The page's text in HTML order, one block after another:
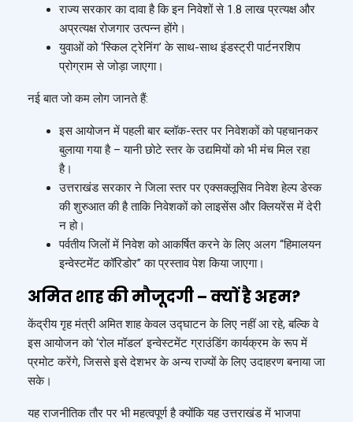
राज्य सरकार का दावा है कि इन निवेशों से 1.8 लाख प्रत्यक्ष और
अप्रत्यक्ष रोजगार उत्पन्न होंगे।
युवाओं को ‘स्किल ट्रेनिंग’ के साथ-साथ इंडस्ट्री पार्टनरशिप
प्रोग्राम से जोड़ा जाएगा।
नई बात जो कम लोग जानते हैं:
इस आयोजन में पहली बार ब्लॉक-स्तर पर निवेशकों को पहचानकर
बुलाया गया है – यानी छोटे स्तर के उद्यमियों को भी मंच मिल रहा
है।
उत्तराखंड सरकार ने जिला स्तर पर एक्सक्लूसिव निवेश हेल्प डेस्क
की शुरुआत की है ताकि निवेशकों को लाइसेंस और क्लियरेंस में देरी
न हो।
पर्वतीय जिलों में निवेश को आकर्षित करने के लिए अलग “हिमालयन
इन्वेस्टमेंट कॉरिडोर” का प्रस्ताव पेश किया जाएगा।
अमित शाह की मौजूदगी – क्यों है अहम?
केंद्रीय गृह मंत्री अमित शाह केवल उद्घाटन के लिए नहीं आ रहे, बल्कि वे
इस आयोजन को ‘रोल मॉडल’ इन्वेस्टमेंट ग्राउंडिंग कार्यक्रम के रूप में
प्रमोट करेंगे, जिससे इसे देशभर के अन्य राज्यों के लिए उदाहरण बनाया जा
सके।
यह राजनीतिक तौर पर भी महत्वपूर्ण है क्योंकि यह उत्तराखंड में भाजपा